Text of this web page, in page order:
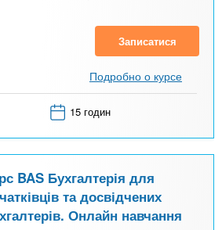
Записатися
Подробно о курсе
15 годин
BAS Бухгалтерія для
та досвідчених
Онлайн навчання